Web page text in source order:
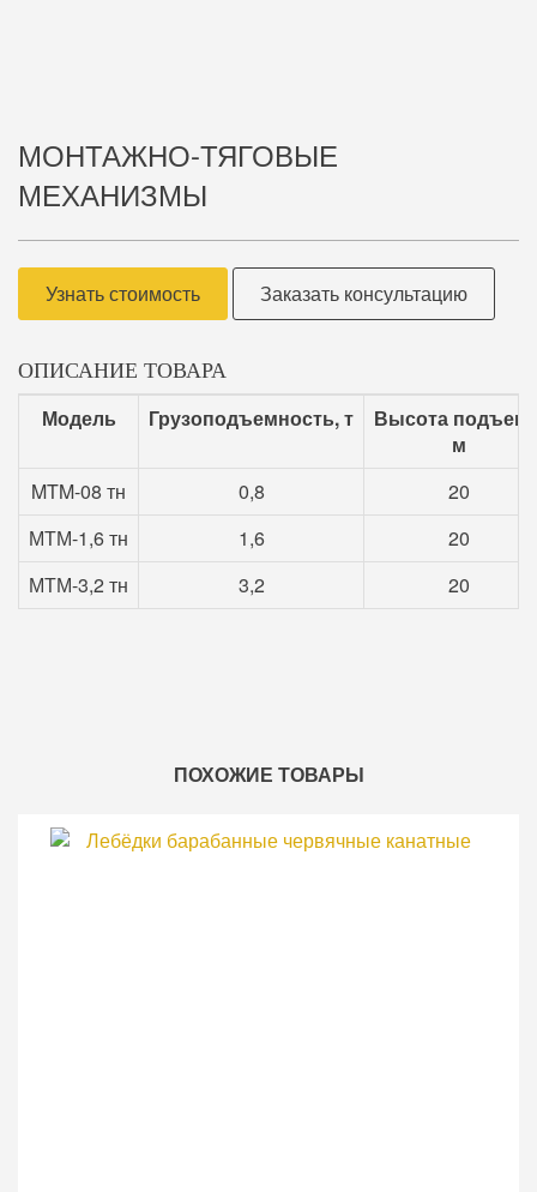
МОНТАЖНО-ТЯГОВЫЕ
МЕХАНИЗМЫ
Узнать стоимость Заказать консультацию
ОПИСАНИЕ ТОВАРА
Модель Грузоподъемность, т
Высота
м
MTM-08 тн
0,8
20
МТМ-1,6 тн
1,6
20
МТМ-3,2 тн
3,2 20
ПОХОЖИЕ ТОВАРЫ